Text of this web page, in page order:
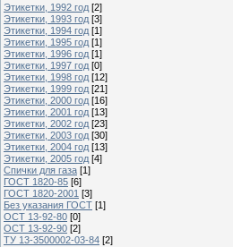
Этикетки, 1992 год [2]
Этикетки, 1993 год [3]
Этикетки, 1994 год [1]
Этикетки, 1995 год [1]
Этикетки, 1996 год [1]
Этикетки, 1997 год [0]
Этикетки, 1998 год [12]
Этикетки, 1999 год [21]
Этикетки, 2000 год [16]
Этикетки, 2001 год [13]
Этикетки, 2002 год [23]
Этикетки, 2003 год [30]
Этикетки, 2004 год [13]
Этикетки, 2005 год [4]
Спички для газа [1]
ГОСТ 1820-85 [6]
ГОСТ 1820-2001 [3]
Без указания ГОСТ [1]
ОСТ 13-92-80 [0]
ОСТ 13-92-90 [2]
ТУ 13-3500002-03-84 [2]